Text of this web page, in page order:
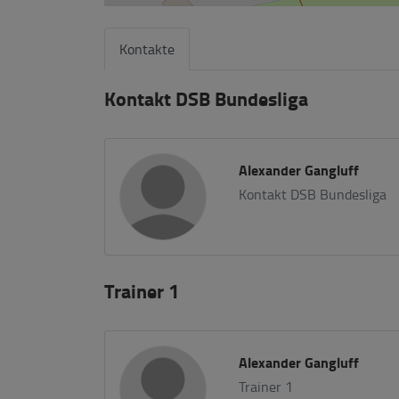
Kontakte
Kontakt DSB Bundesliga
Alexander Gangluff
Kontakt DSB Bundesliga
Trainer 1
Alexander Gangluff
Trainer 1